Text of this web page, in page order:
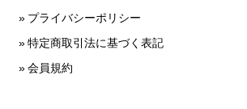
プライバシーポリシー
特定商取引法に基づく表記
会員規約